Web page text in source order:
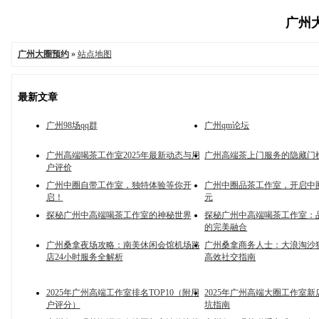
广州
广州大圈预约» 站点地图
最新文章
广州98场qq群 广州qm论坛
广州高端喝茶工作室2025年最新动态与用
户评价
广州高端茶上门服务的隐藏门
广州中圈自带工作室，独特体验等你开
启！
广州中圈品茶工作室，开启中
元
探秘广州中高端喝茶工作室的神秘世界
探秘广州中高端喝茶工作室：
的完美融合
广州桑拿夜场攻略：南美休闲会馆机场路
店24小时服务全解析
广州桑拿商务人士：大浪淘沙
高效社交指南
2025年广州高端工作室排名TOP10（附用
户评分）
2025年广州高端大圈工作室新
坑指南